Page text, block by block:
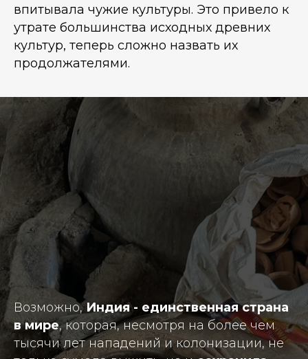
впитывала чужие культуры. Это привело к
утрате большинства исходных древних
культур, теперь сложно назвать их
продолжателями.
Возможно,Индия - единственная страна
в мире, которая, несмотря на более чем
тысячи лет нападений и колонизации, не